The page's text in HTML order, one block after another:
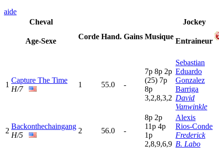
aide
Cheval
Age-Sexe
Corde Hand. Gains Musique
Jockey
Entraineur
1
Capture The Time
H/7
1 55.0 -
7p 8p 2p
(25) 7p
8p
3,2,8,3,2
Sebastian
Eduardo
Gonzalez
Barriga
David
Vanwinkle
2
Backonthechaingang
H/5
2 56.0 -
8p 2p
11p 4p
1p
2,8,9,6,9
Alexis
Rios-Conde
Frederick
B. Labo